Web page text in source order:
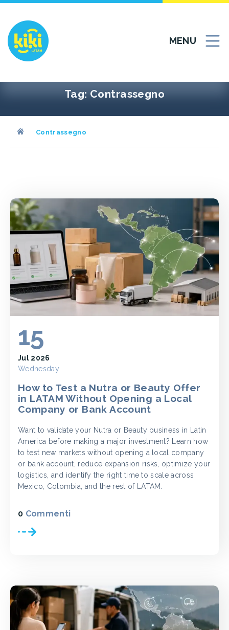
Vai
contenuto
MENU
Tag: Contrassegno
Contrassegno
15
Jul 2026
Wednesday
How to Test a Nutra or Beauty Offer
in LATAM Without Opening a Local
Company or Bank Account
Want to validate your Nutra or Beauty business in Latin
America before making a major investment? Learn how
to test new markets without opening a local company
or bank account, reduce expansion risks, optimize your
logistics, and identify the right time to scale across
Mexico, Colombia, and the rest of LATAM.
0 Commenti